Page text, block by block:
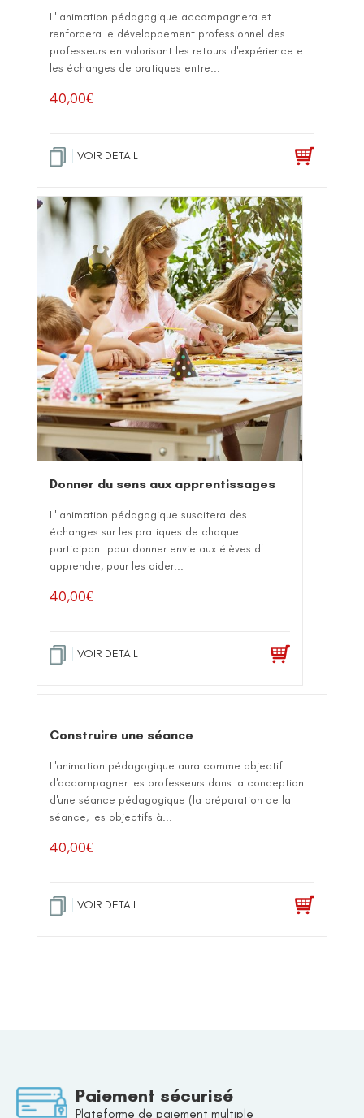
L' animation pédagogique accompagnera et
renforcera le développement professionnel des
professeurs en valorisant les retours d'expérience et
les échanges de pratiques entre...
40,00€
VOIR DETAIL
Donner du sens aux apprentissages
L' animation pédagogique suscitera des
échanges sur les pratiques de chaque
participant pour donner envie aux élèves d'
apprendre, pour les aider...
40,00€
VOIR DETAIL
Construire une séance
L'animation pédagogique aura comme objectif
d'accompagner les professeurs dans la conception
d'une séance pédagogique (la préparation de la
séance, les objectifs à...
40,00€
VOIR DETAIL
Paiement sécurisé
Plateforme de paiement multiple